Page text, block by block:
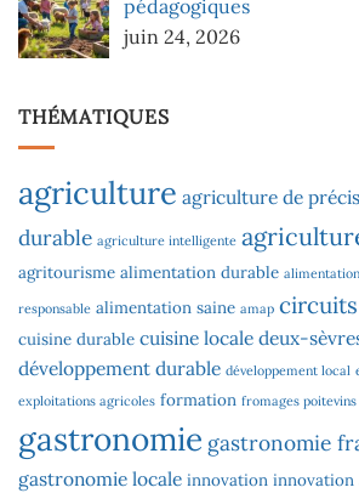
pédagogiques
juin 24, 2026
THÉMATIQUES
agriculture agriculture de
durable agriculture intelligente
agritourisme alimentation durable
responsable alimentation saine amap
cuisine durable cuisine locale deux-
développement durable développement local
exploitations agricoles formation fromages poitevins
gastronomie gastronomie
gastronomie locale innovation innovation